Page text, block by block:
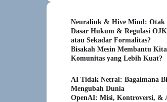
Neuralink & Hive Mind: Otak
Dasar Hukum & Regulasi
atau Sekadar Formalitas?
Bisakah Mesin Membantu
Komunitas yang Lebih Kuat?
AI Tidak Netral: Bagaimana
Mengubah Dunia
OpenAI: Misi, Kontroversi, &